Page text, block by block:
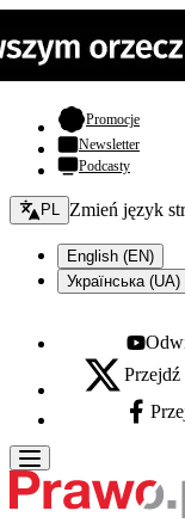
Promocje-
Newsletter
Podcasty
Zmień język - bieżący:
PL Zmień język
English (EN)
Українська (UA)
Youtube
X - otwiera się w